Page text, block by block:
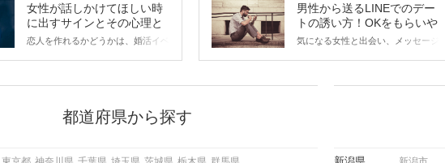
女性が話しかけてほしい時
に出すサインとその心理と
は？
恋人を作れるかどうかは、婚活イベ
から恋人作りを本格的に始めようと
している方は、女性が異性を求めて
男性から送るLINEでのデー
トの誘い方！OKをもらいや
すいメッセージのコツは？
気になる女性と出会い、メッセージ
都道府県から探す